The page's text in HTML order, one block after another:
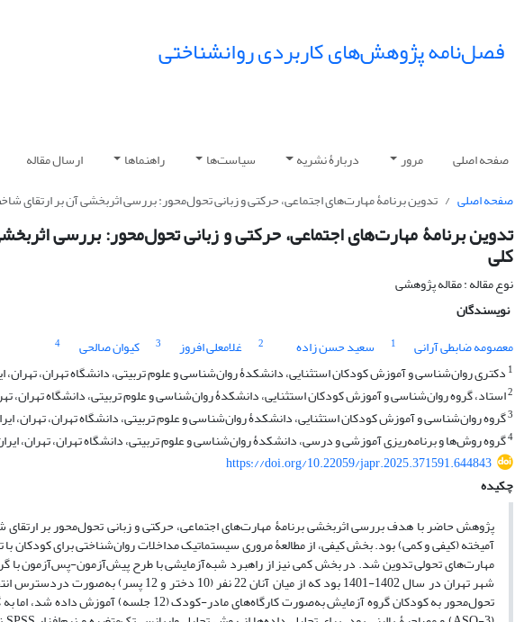
فصل‌نامه پژوهش‌های کاربردی روانشناختی
صفحه اصلی مرور دربارۀ نشریه سیاست‌ها راهنماها ارسال مقاله
صفحه اصلی
تدوین برنامۀ مهارت‌های اجتماعی، حرکتی و زبانی تحول‌محور: بررسی اثربخشی آن بر ارتقای
تدوین برنامۀ مهارت‌های اجتماعی، حرکتی و زبانی تحول‌محور: بررسی
کلی
نوع مقاله : مقاله پژوهشی
نویسندگان
معصومه ضابطی آرانی
1 سعید حسن زاده 2 غلامعلی افروز 3 کیوان صالحی
4
1 دکتری روان‌شناسی و آموزش کودکان استثنایی، دانشکدۀ روان‌شناسی و علوم تربیتی، دانشگاه تهران، تهران،
2استاد، گروه روان‌شناسی و آموزش کودکان استثنایی، دانشکدۀ روان‌شناسی و علوم تربیتی، دانشگاه تهران،
3گروه روان‌شناسی و آموزش کودکان استثنایی، دانشکدۀ روان‌شناسی و علوم تربیتی، دانشگاه تهران، تهران،
4گروه روش‌ها و برنامه‌ریزی آموزشی و درسی، دانشکدۀ روان‌شناسی و علوم تربیتی، دانشگاه تهران، تهران،
https://doi.org/10.22059/japr.2025.371591.644843
چکیده
پژوهش حاضر با هدف بررسی اثربخشی برنامۀ مهارت‌های اجتماعی، حرکتی و زبانی تحول‌محور بر
آمیخته (کیفی و کمی) بود. بخش کیفی، از مطالعۀ مروری سیستماتیک مداخلات روان‌شناختی برای کودکان با
تحول‌محور به کودکان گروه آزمایش به‌صورت